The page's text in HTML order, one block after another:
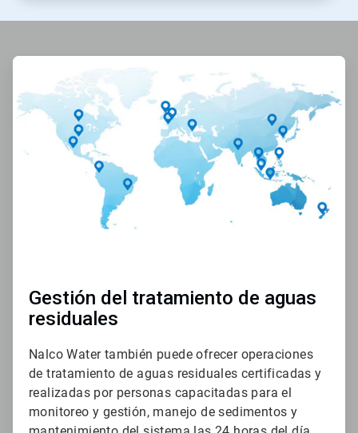
ArticleTile
de
2
Gestión del tratamiento de aguas
residuales
Nalco Water también puede ofrecer operaciones
de tratamiento de aguas residuales certificadas y
realizadas por personas capacitadas para el
monitoreo y gestión, manejo de sedimentos y